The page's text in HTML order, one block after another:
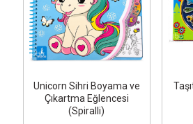
Unicorn Sihri Boyama ve
Çıkartma Eğlencesi
(Spiralli)